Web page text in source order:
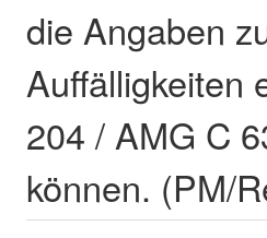
die Angaben
Auffälligkeiten
204 / AMG C
können. (PM/